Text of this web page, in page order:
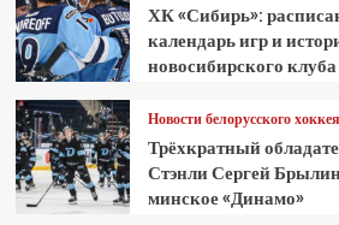
ХК «Сибирь»:
календарь игр и
новосибирского клуба
Новости белорусского хоккея
Трёхкратный
Стэнли Сергей
минское «Динамо»